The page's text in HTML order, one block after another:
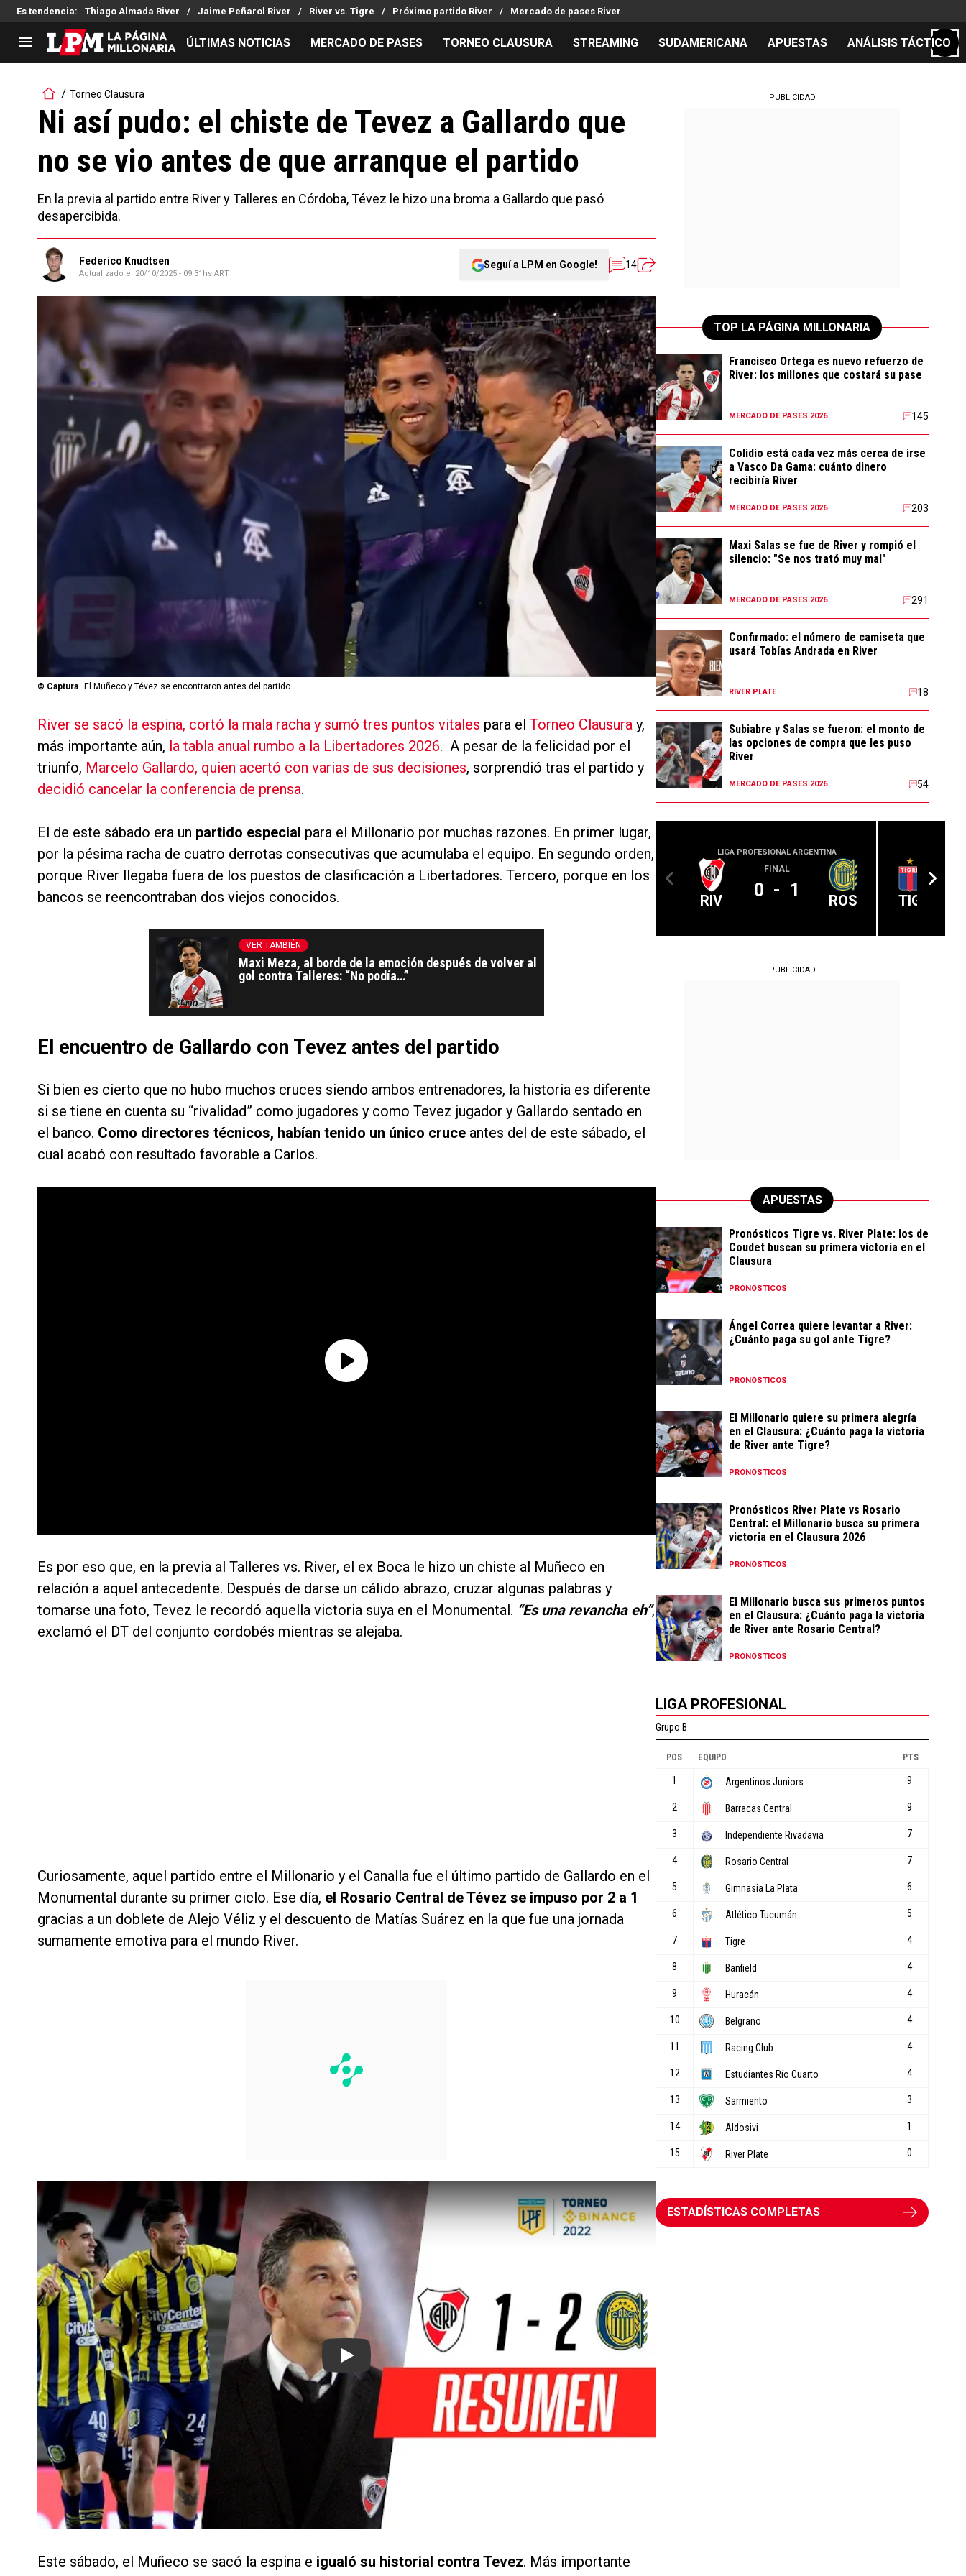
Es tendencia: Thiago Almada River Jaime Peñarol River River vs. Tigre Próximo partido River Mercado de pases River
LIGA PROFESIONAL
Noticias
Tabla de posiciones
Reserva
Copa Sudamericana
Copa Argentina
Selección Argentina
Mercado de Pases
Análisis tácticos
Chacho Coudet
Streaming
Entradas
Hinchas
Los goles de River
Guías
ÚLTIMAS NOTICIAS MERCADO DE PASES TORNEO CLAUSURA STREAMING SUDAMERICANA APUESTAS ANÁLISIS TÁCTICO
Torneo Clausura
Ni así pudo: el chiste de Tevez a Gallardo que
no se vio antes de que arranque el partido
En la previa al partido entre River y Talleres en Córdoba, Tévez le hizo una broma a Gallardo que pasó
desapercibida.
Federico Knudtsen
Actualizado el 20/10/2025 - 09:31hs ART
Seguí a LPM en Google! 14
© Captura El Muñeco y Tévez se encontraron antes del partido.
River se sacó la espina, cortó la mala racha y sumó tres puntos vitales para el Torneo Clausura y,
más importante aún, la tabla anual rumbo a la Libertadores 2026. A pesar de la felicidad por el
triunfo, Marcelo Gallardo, quien acertó con varias de sus decisiones, sorprendió tras el partido y
decidió cancelar la conferencia de prensa.
El de este sábado era un partido especial para el Millonario por muchas razones. En primer lugar,
por la pésima racha de cuatro derrotas consecutivas que acumulaba el equipo. En segundo orden,
porque River llegaba fuera de los puestos de clasificación a Libertadores. Tercero, porque en los
bancos se reencontraban dos viejos conocidos.
VER TAMBIÉN
Maxi Meza, al borde de la emoción después de volver al
gol contra Talleres: “No podía…”
El encuentro de Gallardo con Tevez antes del partido
Si bien es cierto que no hubo muchos cruces siendo ambos entrenadores, la historia es diferente
si se tiene en cuenta su “rivalidad” como jugadores y como Tevez jugador y Gallardo sentado en
el banco. Como directores técnicos, habían tenido un único cruce antes del de este sábado, el
cual acabó con resultado favorable a Carlos.
Es por eso que, en la previa al Talleres vs. River, el ex Boca le hizo un chiste al Muñeco en
relación a aquel antecedente. Después de darse un cálido abrazo, cruzar algunas palabras y
tomarse una foto, Tevez le recordó aquella victoria suya en el Monumental. “Es una revancha eh”,
exclamó el DT del conjunto cordobés mientras se alejaba.
Curiosamente, aquel partido entre el Millonario y el Canalla fue el último partido de Gallardo en el
Monumental durante su primer ciclo. Ese día, el Rosario Central de Tévez se impuso por 2 a 1
gracias a un doblete de Alejo Véliz y el descuento de Matías Suárez en la que fue una jornada
sumamente emotiva para el mundo River.
Play
Este sábado, el Muñeco se sacó la espina e igualó su historial contra Tevez. Más importante
PUBLICIDAD
TOP LA PÁGINA MILLONARIA
Francisco Ortega es nuevo refuerzo de
River: los millones que costará su pase
MERCADO DE PASES 2026 145
Colidio está cada vez más cerca de irse
a Vasco Da Gama: cuánto dinero
recibiría River
MERCADO DE PASES 2026 203
Maxi Salas se fue de River y rompió el
silencio: "Se nos trató muy mal"
MERCADO DE PASES 2026 291
Confirmado: el número de camiseta que
usará Tobías Andrada en River
RIVER PLATE 18
Subiabre y Salas se fueron: el monto de
las opciones de compra que les puso
River
MERCADO DE PASES 2026 54
LIGA PROFESIONAL ARGENTINA
RIV
FINAL
0 - 1 ROS TIG
PUBLICIDAD
APUESTAS
Pronósticos Tigre vs. River Plate: los de
Coudet buscan su primera victoria en el
Clausura
PRONÓSTICOS
Ángel Correa quiere levantar a River:
¿Cuánto paga su gol ante Tigre?
PRONÓSTICOS
El Millonario quiere su primera alegría
en el Clausura: ¿Cuánto paga la victoria
de River ante Tigre?
PRONÓSTICOS
Pronósticos River Plate vs Rosario
Central: el Millonario busca su primera
victoria en el Clausura 2026
PRONÓSTICOS
El Millonario busca sus primeros puntos
en el Clausura: ¿Cuánto paga la victoria
de River ante Rosario Central?
PRONÓSTICOS
LIGA PROFESIONAL
ESTADÍSTICAS COMPLETAS